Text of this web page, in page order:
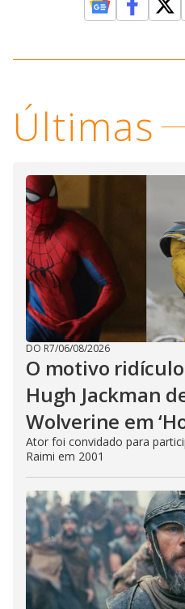
Últimas
DO R7/06/08/2026
O motivo
Hugh Jackman
Wolverine em
Ator foi convidado para
Raimi em 2001